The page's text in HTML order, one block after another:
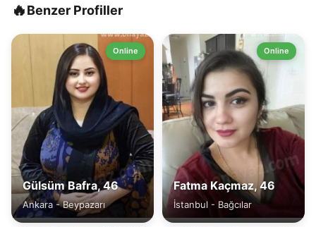
🔥Benzer Profiller
Online
Gülsüm Bafra, 46
Ankara - Beypazarı
Online
Fatma Kaçmaz, 46
İstanbul - Bağcılar